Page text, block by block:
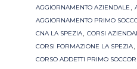
AGGIORNAMENTO AZIENDALE ,
AGGIORNAMENTO PRIMO
CNA LA SPEZIA, CORSI
CORSI FORMAZIONE LA SPEZIA,
CORSO ADDETTI PRIMO